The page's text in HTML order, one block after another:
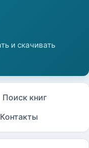
Поиск книг
Контакты